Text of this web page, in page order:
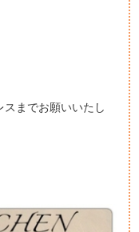
までお願いいたし